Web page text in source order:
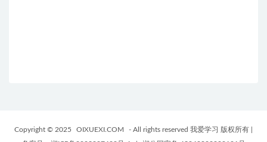
Copyright © 2025 OIXUEXI.COM - All rights reserved 我爱学习 版权所有